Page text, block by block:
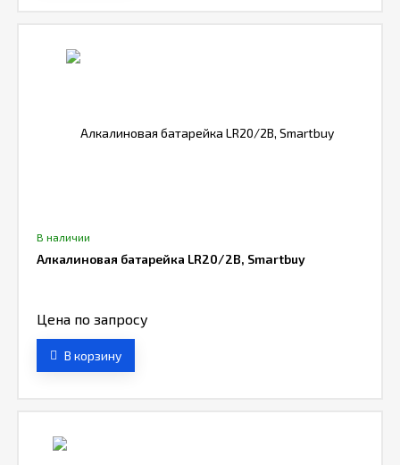
В наличии
Алкалиновая батарейка LR20/2B, Smartbuy
Цена по запросу
В корзину